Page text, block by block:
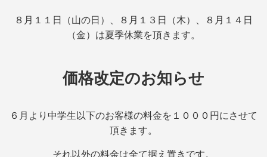
８月１１日（山の日）、８月１３日（木）、８月１４日
（金）は夏季休業を頂きます。
価格改定のお知らせ
６月より中学生以下のお客様の料金を１０００円にさせて
頂きます。
それ以外の料金は全て据え置きです。